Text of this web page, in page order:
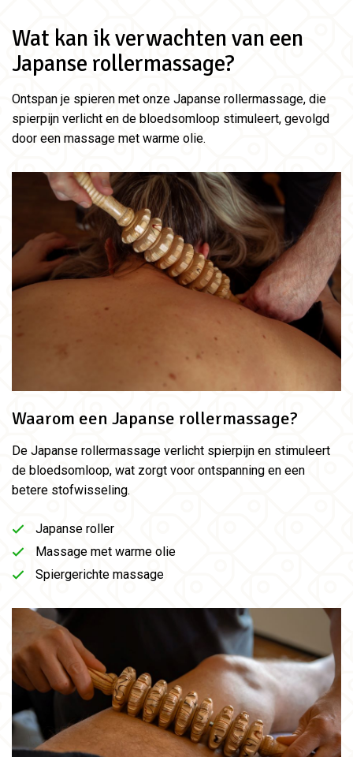
Wat kan ik verwachten van een
Japanse rollermassage?
Ontspan je spieren met onze Japanse rollermassage, die
spierpijn verlicht en de bloedsomloop stimuleert, gevolgd
door een massage met warme olie.
Waarom een Japanse rollermassage?
De Japanse rollermassage verlicht spierpijn en stimuleert
de bloedsomloop, wat zorgt voor ontspanning en een
betere stofwisseling.
Japanse roller
Massage met warme olie
Spiergerichte massage